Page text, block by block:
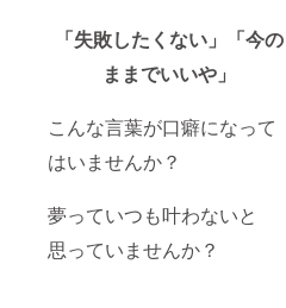
「失敗したくない」「今の
ままでいいや」
こんな言葉が口癖になって
はいませんか？
夢っていつも叶わないと
思っていませんか？